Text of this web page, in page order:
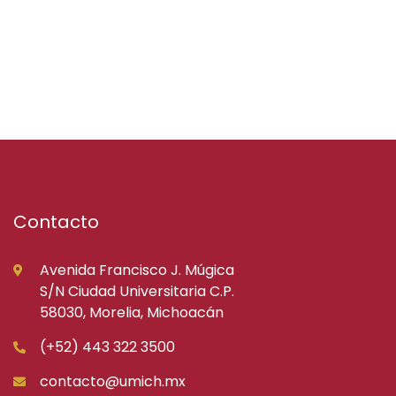
Contacto
Avenida Francisco J. Múgica
S/N Ciudad Universitaria C.P.
58030, Morelia, Michoacán
(+52) 443 322 3500
contacto@umich.mx